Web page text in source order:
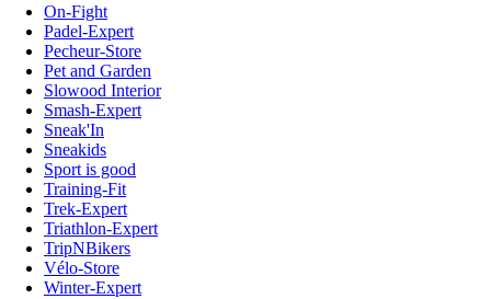
On-Fight
Padel-Expert
Pecheur-Store
Pet and Garden
Slowood Interior
Smash-Expert
Sneak'In
Sneakids
Sport is good
Training-Fit
Trek-Expert
Triathlon-Expert
TripNBikers
Vélo-Store
Winter-Expert